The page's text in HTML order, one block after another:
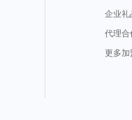
企业礼
代理合
更多加